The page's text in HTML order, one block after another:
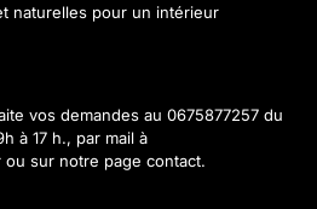
naturelles pour un intérieur
vos demandes au 0675877257 du
à 17 h., par mail à
sur notre page contact.